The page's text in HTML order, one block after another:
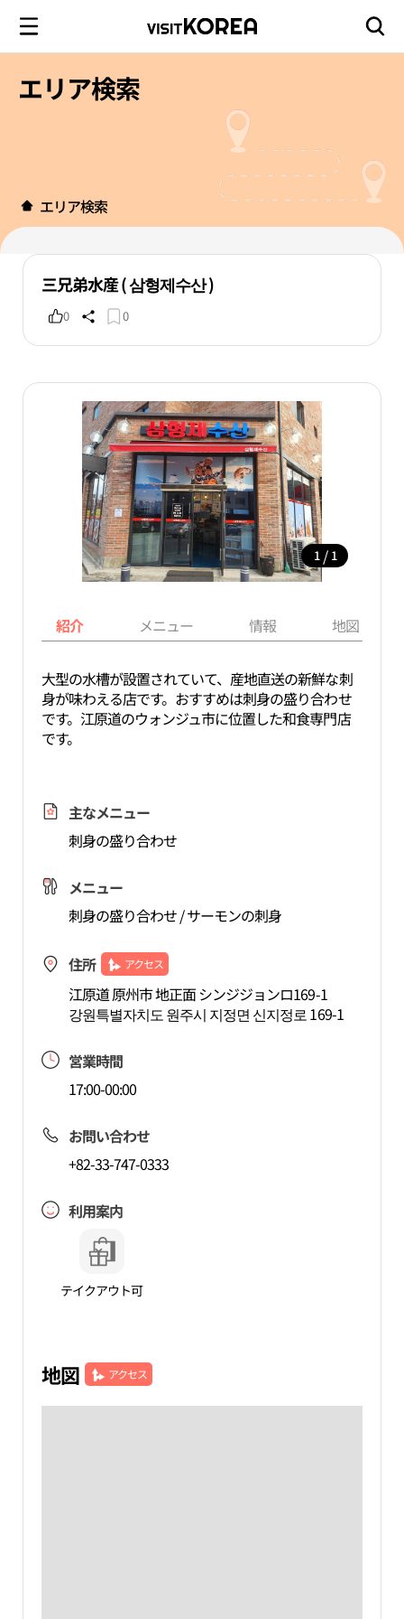
エリア検索
エリア検索
三兄弟水産 ( 삼형제수산 )
0 0
1 / 1
紹介 メニュー 情報 地図
大型の水槽が設置されていて、産地直送の新鮮な刺
身が味わえる店です。おすすめは刺身の盛り合わせ
です。江原道のウォンジュ市に位置した和食専門店
です。
主なメニュー
刺身の盛り合わせ
メニュー
刺身の盛り合わせ / サーモンの刺身
住所 アクセス
江原道 原州市 地正面 シンジジョンロ169-1
강원특별자치도 원주시 지정면 신지정로 169-1
営業時間
17:00-00:00
お問い合わせ
+82-33-747-0333
利用案内
テイクアウト可
地図 アクセス